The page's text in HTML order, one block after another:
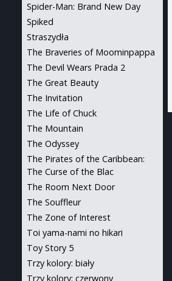
Spider-Man: Brand New Day
Spiked
Straszydła
The Braveries of Moominpappa
The Devil Wears Prada 2
The Great Beauty
The Invitation
The Life of Chuck
The Mountain
The Odyssey
The Pirates of the Caribbean:
The Curse of the Blac
The Room Next Door
The Souffleur
The Zone of Interest
Toi yama-nami no hikari
Toy Story 5
Trzy kolory: biały
Trzy kolory: czerwony